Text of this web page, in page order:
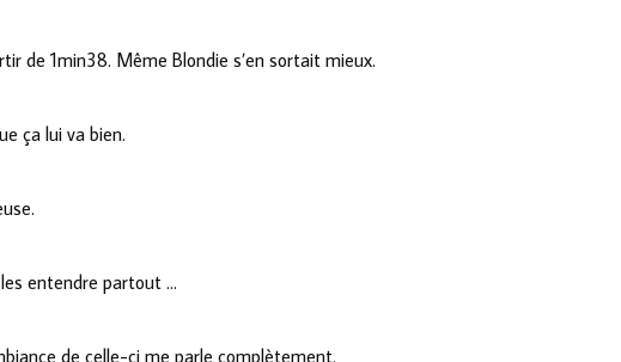
de 1min38. Même Blondie s’en sortait mieux.
ça lui va bien.
entendre partout …
de celle-ci me parle complètement.